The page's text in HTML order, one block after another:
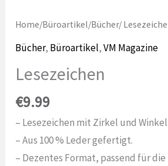
Home/Büroartikel/Bücher/
Bücher, Büroartikel,VM Magazine
Lesezeichen
€9.99
– Lesezeichen mit Zirkel und
– Aus 100 % Leder gefertigt.
– Dezentes Format, passend für